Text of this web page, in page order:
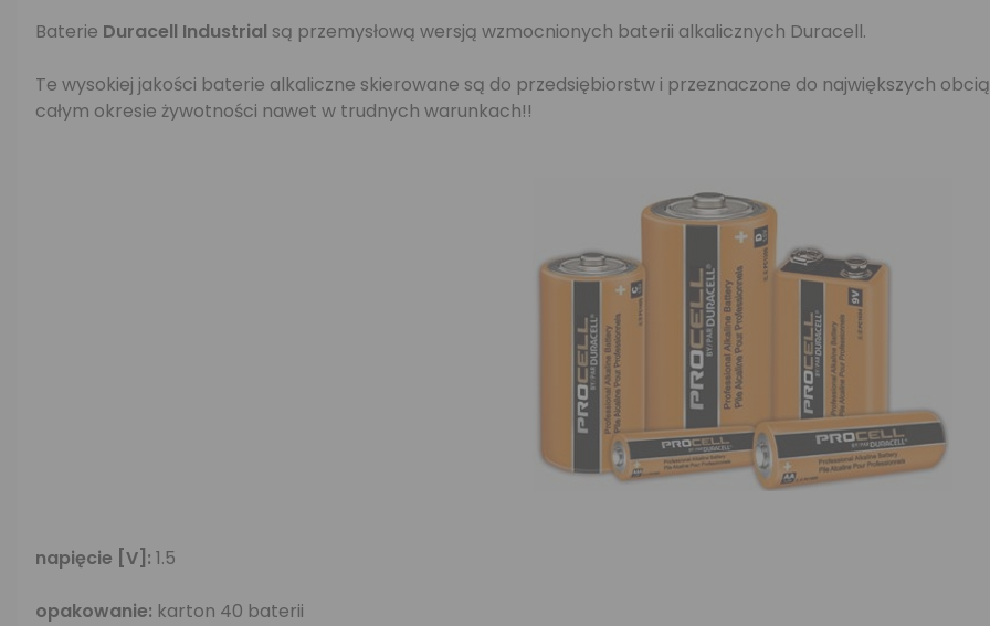
Baterie Duracell Industrial są przemysłową wersją wzmocnionych baterii alkalicznych Duracell.
Te wysokiej jakości baterie alkaliczne skierowane są do przedsiębiorstw i przeznaczone do największych
całym okresie żywotności nawet w trudnych warunkach!!
napięcie [V]: 1.5
opakowanie: karton 40 baterii